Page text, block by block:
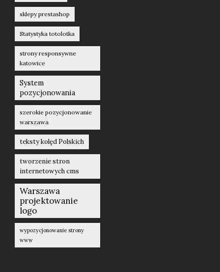
sklepy prestashop
Statystyka totolotka
strony responsywne
katowice
System
pozycjonowania
szerokie pozycjonowanie
warszawa
teksty kolęd Polskich
tworzenie stron
internetowych cms
Warszawa
projektowanie
logo
wypozycjonowanie strony
www